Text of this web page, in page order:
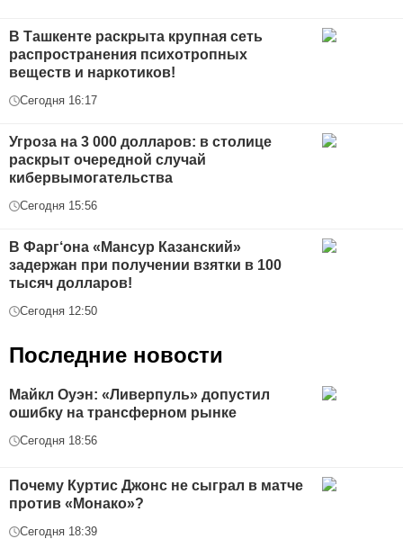
В Ташкенте раскрыта крупная сеть
распространения психотропных
веществ и наркотиков!
Сегодня 16:17
Угроза на 3 000 долларов: в столице
раскрыт очередной случай
кибервымогательства
Сегодня 15:56
В Фарг‘она «Мансур Казанский»
задержан при получении взятки в 100
тысяч долларов!
Сегодня 12:50
Последние новости
Майкл Оуэн: «Ливерпуль» допустил
ошибку на трансферном рынке
Сегодня 18:56
Почему Куртис Джонс не сыграл в матче
против «Монако»?
Сегодня 18:39